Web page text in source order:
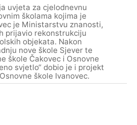
uvjeta za cjelodnevnu
školama kojima je
je Ministarstvu znanosti,
prijavio rekonstrukciju
objekata. Nakon
nove škole Sjever te
škole Čakovec i Osnovne
svjetlo“ dobio je i projekt
škole Ivanovec.